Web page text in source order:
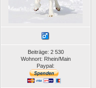
Beiträge: 2 530
Wohnort: Rhein/Main
Paypal: